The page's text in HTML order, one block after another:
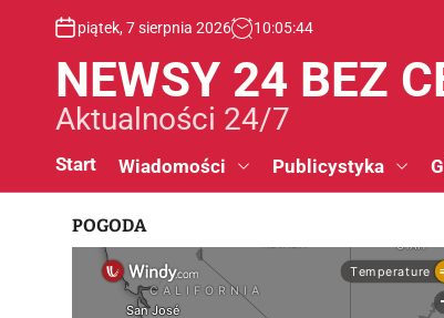
piątek, 7 sierpnia 2026 10:05:44
NEWSY 24 BEZ
Aktualności 24/7
Start Wiadomości Publicystyka
POGODA